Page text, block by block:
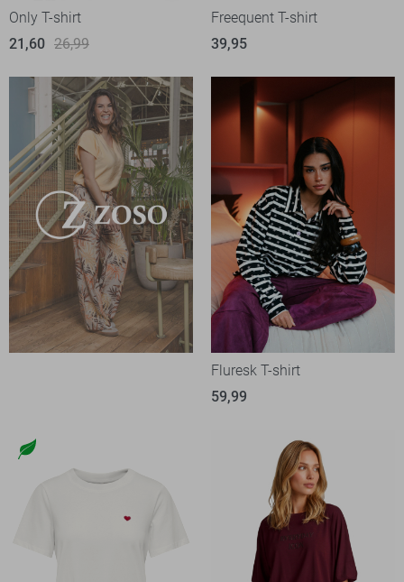
Only T-shirt
21,60 26,99
Freequent T-shirt
39,95
Fluresk T-shirt
59,99